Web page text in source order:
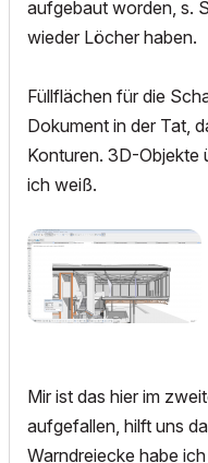
aufgebaut worden, s.
wieder Löcher haben.
Füllflächen für die
Dokument in der Tat,
Konturen. 3D-Objekte
ich weiß.
Mir ist das hier im
aufgefallen, hilft uns
Warndreiecke habe